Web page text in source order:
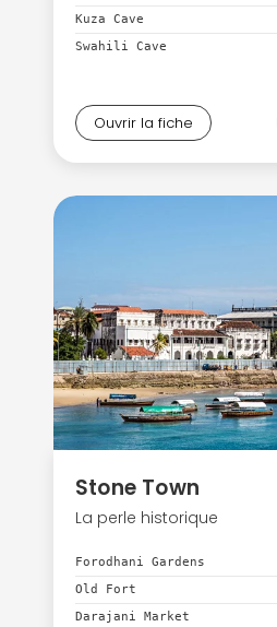
Kuza Cave
Swahili Cave
Ouvrir la fiche
Stone Town
La perle historique
Forodhani Gardens
Old Fort
Darajani Market